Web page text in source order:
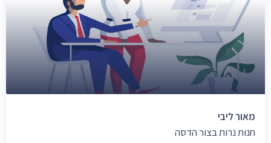
מאור ליבי
חנות נרות בצור הדסה